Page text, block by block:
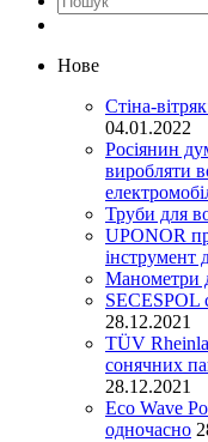
Нове
Стіна-
04.01.2022
Росіянин
виробляти
Труби для
UPONOR
інструмент
Манометри
SECESPOL
28.12.2021
TÜV
сонячних
28.12.2021
Eco Wave
одночасно